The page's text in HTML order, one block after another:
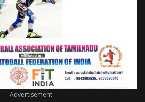
- Advertisement -